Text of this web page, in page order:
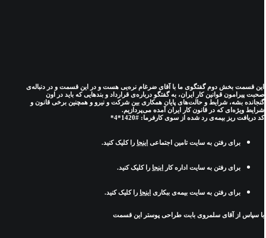
این قسمت بخش دوم گفتگوی ما با آقای ضرغام نره‌یی هست و در این قسمت و در دنباله‌ی
صحبت پیرامون قوانین کار ایران، به گفتگو درباره‌ی قرارداد و بندهایی که باید در اون
گنجانده بشه، شرایط و حالت‌های پایان همکاری بین شرکت و نیرو و همچنین برخی قانون و
شرایط ویژه‌ای که در قانون کار ایران آمده می‌پردازیم.
کد دریافت ریز بیمه‌ی رد شده از سوی کارفرما: #1420*4*
برای رفتن به سایت تامین اجتماعی اینجا را کلیک کنید.
برای رفتن به سایت اداره کار اینجا را کلیک کنید.
برای رفتن به سایت بیمه‌ی ببکاری اینجا را کلیک کنید.
با سپاس از آقای سلمروی بابت طراحی پوستر این قسمت